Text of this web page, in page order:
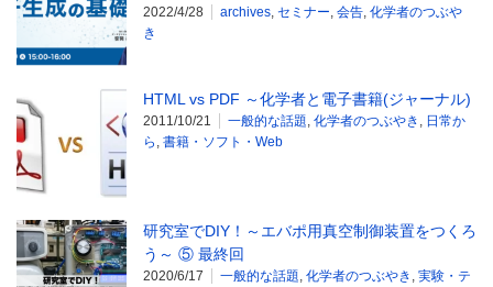
2022/4/28 archives, セミナー, 会告, 化学者のつぶや
き
HTML vs PDF ～化学者と電子書籍(ジャーナル)
2011/10/21 一般的な話題, 化学者のつぶやき , 日常か
ら , 書籍・ソフト・Web
研究室でDIY！～エバポ用真空制御装置をつくろ
う～ ⑤ 最終回
2020/6/17 一般的な話題, 化学者のつぶやき , 実験・テ